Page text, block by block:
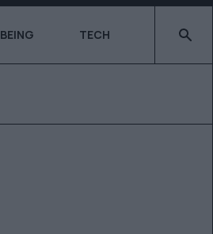
BEING TECH Type